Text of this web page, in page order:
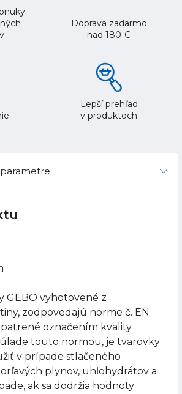
Doprava zadarmo
nad 180 €
Lepší prehľad
v produktoch
GEBO vyhotovené z
zodpovedajú norme č. EN
označením kvality
touto normou, je tvarovky
v prípade stlačeného
plynov, uhľohydrátov a
ak sa dodržia hodnoty